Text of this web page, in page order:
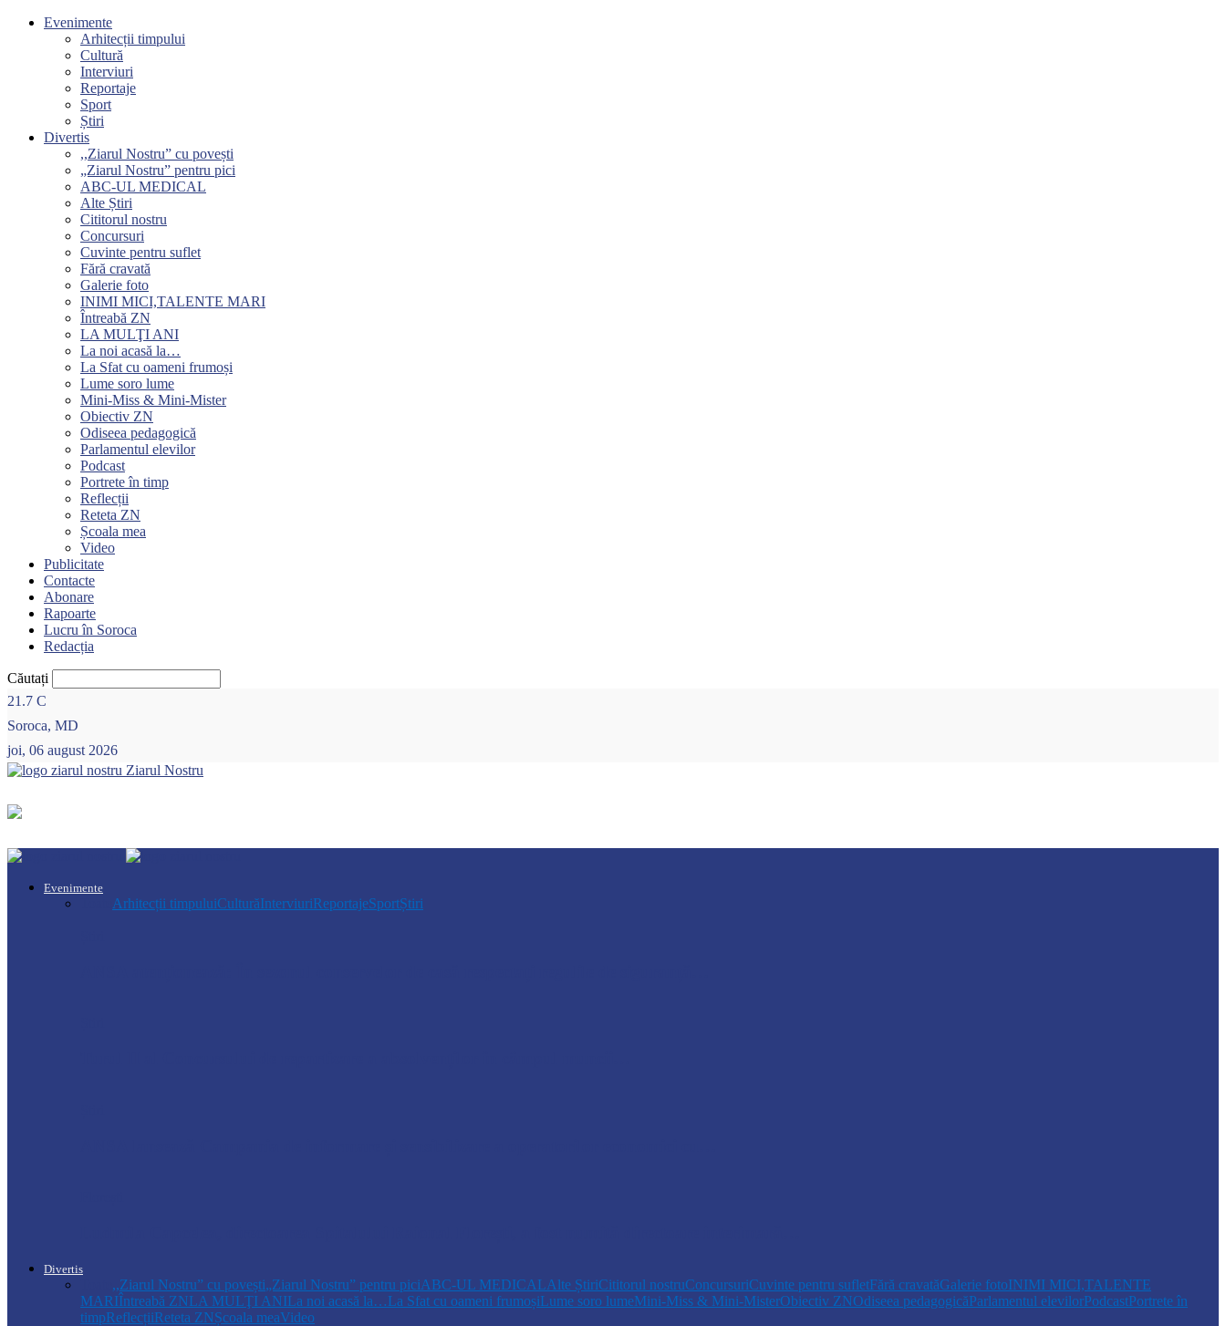
Evenimente
Arhitecții timpului
Cultură
Interviuri
Reportaje
Sport
Știri
Divertis
,,Ziarul Nostru” cu povești
„Ziarul Nostru” pentru pici
ABC-UL MEDICAL
Alte Știri
Cititorul nostru
Concursuri
Cuvinte pentru suflet
Fără cravată
Galerie foto
INIMI MICI,TALENTE MARI
Întreabă ZN
LA MULŢI ANI
La noi acasă la…
La Sfat cu oameni frumoși
Lume soro lume
Mini-Miss & Mini-Mister
Obiectiv ZN
Odiseea pedagogică
Parlamentul elevilor
Podcast
Portrete în timp
Reflecții
Reteta ZN
Școala mea
Video
Publicitate
Contacte
Abonare
Rapoarte
Lucru în Soroca
Redacția
Căutați
21.7 C
Soroca, MD
joi, 06 august 2026
Ziarul Nostru
Evenimente
Arhitecții timpuluiCulturăInterviuriReportajeSportȘtiri
Divertis
,,Ziarul Nostru” cu povești„Ziarul Nostru” pentru piciABC-UL MEDICALAlte ȘtiriCititorul nostruConcursuriCuvinte pentru sufletFără cravatăGalerie fotoINIMI MICI,TALENTE
MARIÎntreabă ZNLA MULŢI ANILa noi acasă la…La Sfat cu oameni frumoșiLume soro lumeMini-Miss & Mini-MisterObiectiv ZNOdiseea pedagogicăParlamentul elevilorPodcastPortrete în
timpReflecțiiReteta ZNȘcoala meaVideo